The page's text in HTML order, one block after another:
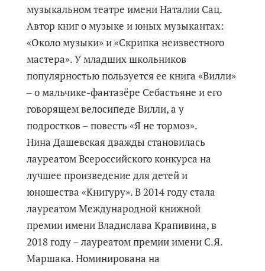
музыкальном театре имени Наталии Сац.
Автор книг о музыке и юных музыкантах:
«Около музыки» и «Скрипка неизвестного
мастера». У младших школьников
популярностью пользуется ее книга «Вилли»
‒ о мальчике-фантазёре Себастьяне и его
говорящем велосипеде Вилли, а у
подростков ‒ повесть «Я не тормоз».
Нина Дашевская дважды становилась
лауреатом Всероссийского конкурса на
лучшее произведение для детей и
юношества «Книгуру». В 2014 году стала
лауреатом Международной книжной
премии имени Владислава Крапивина, в
2018 году – лауреатом премии имени С.Я.
Маршака. Номинирована на